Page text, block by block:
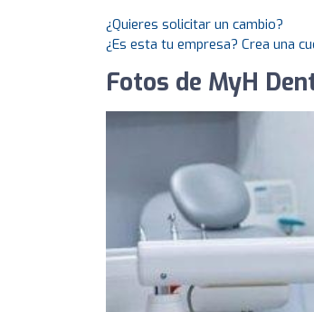
¿Quieres solicitar un cambio?
¿Es esta tu empresa? Crea una
Fotos de MyH